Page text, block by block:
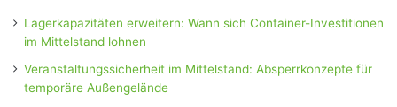
Lagerkapazitäten erweitern: Wann sich Container-Investitionen
im Mittelstand lohnen
Veranstaltungssicherheit im Mittelstand: Absperrkonzepte für
temporäre Außengelände